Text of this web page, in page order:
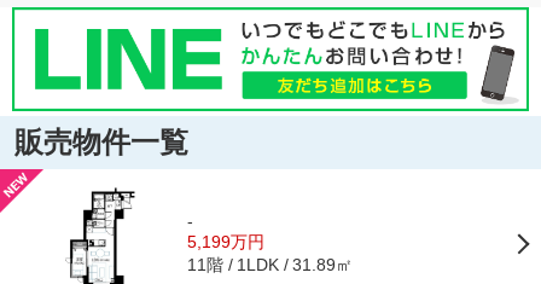
販売物件一覧
-
5,199万円
11階 1LDK 31.89㎡